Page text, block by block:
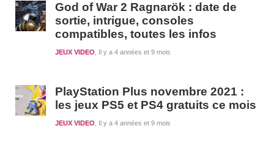
God of War 2 Ragnarök : date de
sortie, intrigue, consoles
compatibles, toutes les infos
Il y a 4 années et 9 mois
JEUX VIDEO
PlayStation Plus novembre 2021 :
les jeux PS5 et PS4 gratuits ce mois
Il y a 4 années et 9 mois
JEUX VIDEO